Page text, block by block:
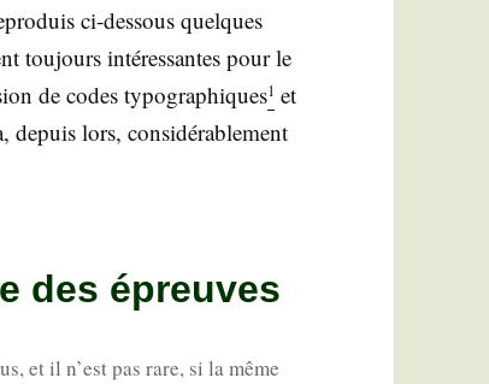
ci-des­sous quelques
tou­jours inté­res­santes pour le
de codes typo­gra­phiques1 et
depuis lors, consi­dé­ra­ble­ment
des épreuves
et il n’est pas rare, si la même